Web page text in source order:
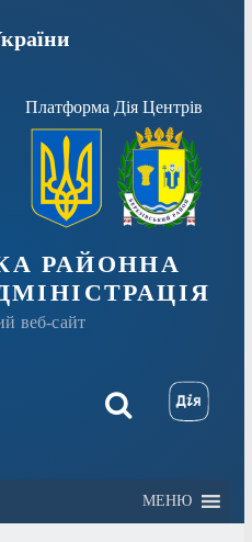
Платформа Дія Центрів
РАЙОННА
веб-сайт
МЕНЮ